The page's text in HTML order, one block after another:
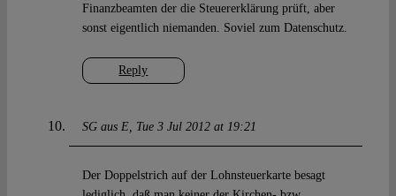
Reply
Finanzbeamten der die Steuererklärung prüft, aber
sonst eigentlich niemanden. Soviel zum Datenschutz.
SG aus E Tue 3 Jul 2012 at 19:21
Der Doppelstrich auf der Lohnsteuerkarte besagt